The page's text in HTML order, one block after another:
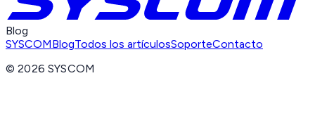
Blog
SYSCOMBlogTodos los artículosSoporteContacto
©2026 SYSCOM